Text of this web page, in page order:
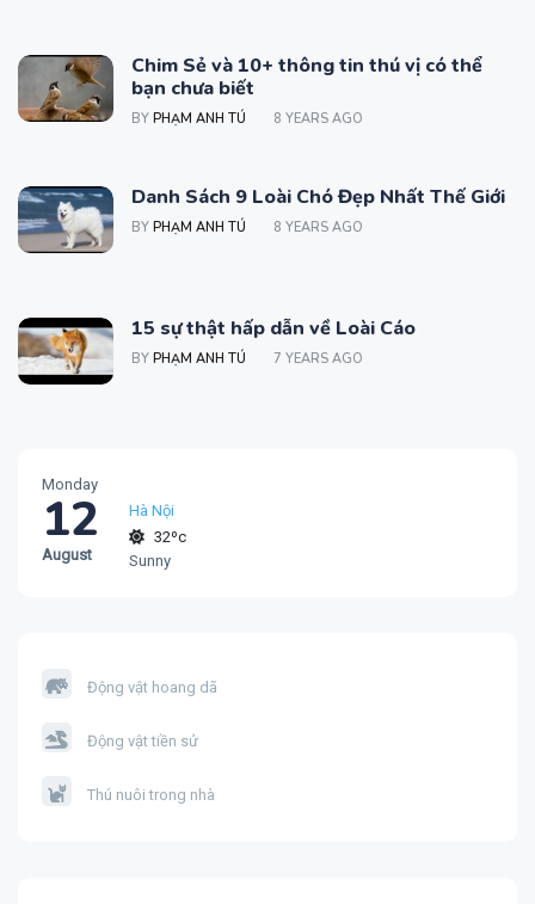
Monday
12
August
Hà Nội
32ºc
Sunny
Động vật hoang dã
Động vật tiền sử
Thú nuôi trong nhà
Chim Sẻ và 10+ thông tin thú vị có thể
bạn chưa biết
BY PHẠM ANH TÚ 8 YEARS AGO
Danh Sách 9 Loài Chó Đẹp Nhất Thế Giới
BY PHẠM ANH TÚ 8 YEARS AGO
15 sự thật hấp dẫn về Loài Cáo
BY PHẠM ANH TÚ 7 YEARS AGO